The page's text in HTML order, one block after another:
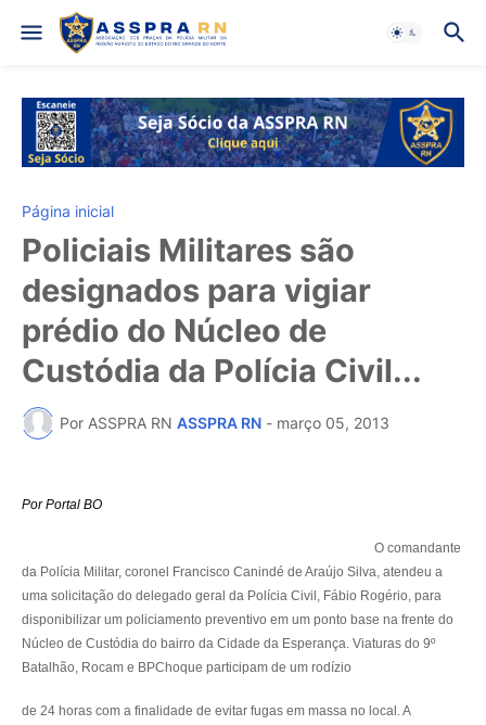
Página inicial
Policiais Militares são
designados para vigiar
prédio do Núcleo de
Custódia da Polícia Civil...
Por ASSPRA RN ASSPRA RN - março 05, 2013
Por Portal BO
O comandante
da Polícia Militar, coronel Francisco Canindé de Araújo Silva, atendeu a
uma solicitação do delegado geral da Polícia Civil, Fábio Rogério, para
disponibilizar um policiamento preventivo em um ponto base na frente do
Núcleo de Custódia do bairro da Cidade da Esperança. Viaturas do 9º
Batalhão, Rocam e BPChoque participam de um rodízio
de 24 horas com a finalidade de evitar fugas em massa no local. A